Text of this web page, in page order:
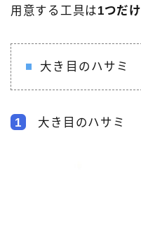
用意する工具は1つだけ
大き目のハサミ
1 大き目のハサミ